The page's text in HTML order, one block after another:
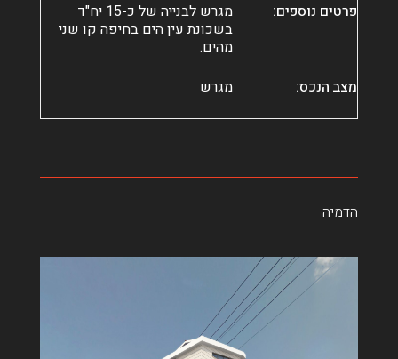
פרטים נוספים:
מגרש לבנייה של כ-15 יח"ד
בשכונת עין הים בחיפה קו שני
מהים.
מצב הנכס:
מגרש
הדמיה